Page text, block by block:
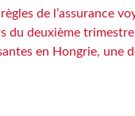
de l’assurance
du deuxième
en Hongrie, une